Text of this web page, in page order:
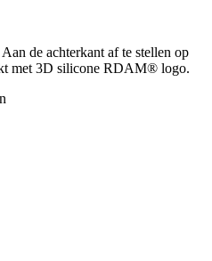
de achterkant af te stellen op
met 3D silicone RDAM® logo.